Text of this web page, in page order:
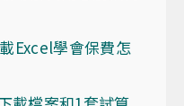
Excel學會保費怎